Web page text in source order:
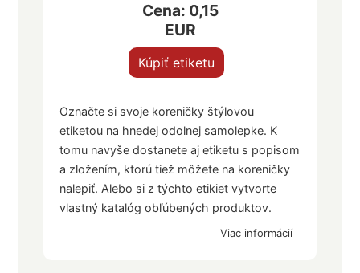
Cena: 0,15
EUR
Kúpiť etiketu
Označte si svoje koreničky štýlovou
etiketou na hnedej odolnej samolepke. K
tomu navyše dostanete aj etiketu s popisom
a zložením, ktorú tiež môžete na koreničky
nalepiť. Alebo si z týchto etikiet vytvorte
vlastný katalóg obľúbených produktov.
Viac informácií